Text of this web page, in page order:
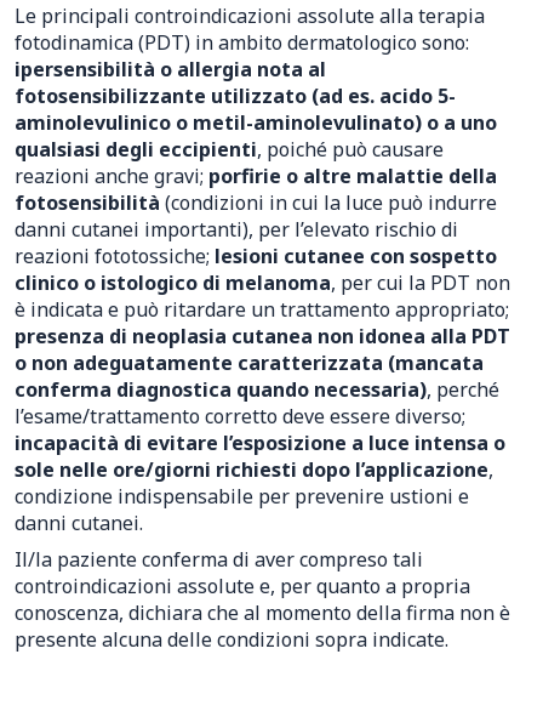
Le principali controindicazioni assolute alla terapia
fotodinamica (PDT) in ambito dermatologico sono:
ipersensibilità o allergia nota al
fotosensibilizzante utilizzato (ad es. acido 5-
aminolevulinico o metil-aminolevulinato) o a uno
qualsiasi degli eccipienti, poiché può causare
reazioni anche gravi; porfirie o altre malattie della
fotosensibilità (condizioni in cui la luce può indurre
danni cutanei importanti), per l’elevato rischio di
reazioni fototossiche; lesioni cutanee con sospetto
clinico o istologico di melanoma, per cui la PDT non
è indicata e può ritardare un trattamento appropriato;
presenza di neoplasia cutanea non idonea alla PDT
o non adeguatamente caratterizzata (mancata
conferma diagnostica quando necessaria), perché
l’esame/trattamento corretto deve essere diverso;
incapacità di evitare l’esposizione a luce intensa o
sole nelle ore/giorni richiesti dopo l’applicazione,
condizione indispensabile per prevenire ustioni e
danni cutanei.
Il/la paziente conferma di aver compreso tali
controindicazioni assolute e, per quanto a propria
conoscenza, dichiara che al momento della firma non è
presente alcuna delle condizioni sopra indicate.